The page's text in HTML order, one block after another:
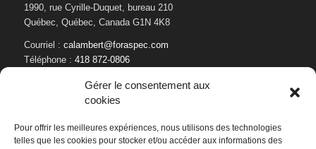
Gérer le consentement aux
cookies
Pour offrir les meilleures expériences, nous utilisons des technologies
telles que les cookies pour stocker et/ou accéder aux informations des
1990, rue Cyrille-Duquet, bureau 210
Québec, Québec, Canada G1N 4K8
Courriel : calambert@foraspec.com
Téléphone : 418 872-0806